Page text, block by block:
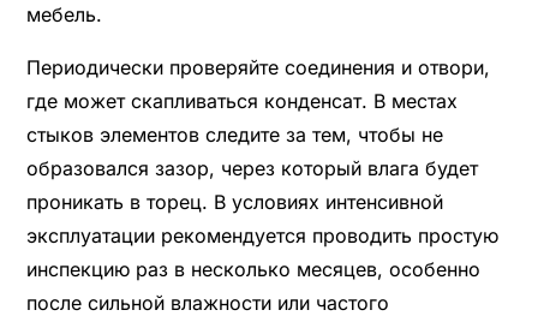
мебель.
Периодически проверяйте соединения и отвори,
где может скапливаться конденсат. В местах
стыков элементов следите за тем, чтобы не
образовался зазор, через который влага будет
проникать в торец. В условиях интенсивной
эксплуатации рекомендуется проводить простую
инспекцию раз в несколько месяцев, особенно
после сильной влажности или частого